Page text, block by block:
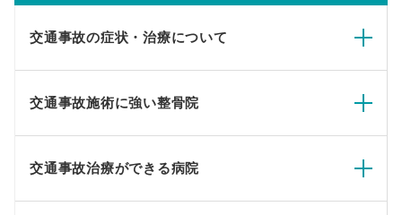
交通事故の症状・治療について
交通事故施術に強い整骨院
交通事故治療ができる病院